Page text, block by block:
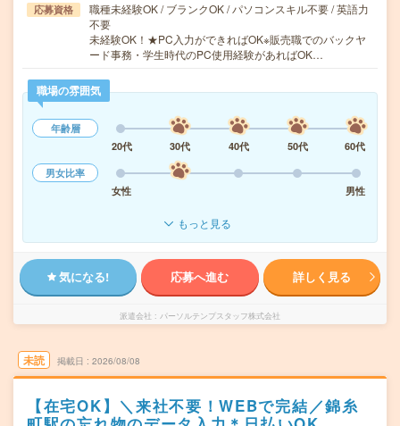
応募資格
職種未経験OK / ブランクOK / パソコンスキル不要 / 英語力
不要
未経験OK！★PC入力ができればOK※販売職でのバックヤ
ード事務・学生時代のPC使用経験があればOK…
職場の雰囲気
年齢層
20代
30代 40代 50代
60代
男女比率
女性
男性
もっと見る
気になる! 応募へ進む 詳しく見る
派遣会社 パーソルテンプスタッフ株式会社
未読 掲載日 2026/08/08
【在宅OK】＼来社不要！WEBで完結／錦糸